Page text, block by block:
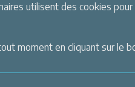
données
CB & 3X sans frais
utilisent des cookies
moment en cliquant sur le